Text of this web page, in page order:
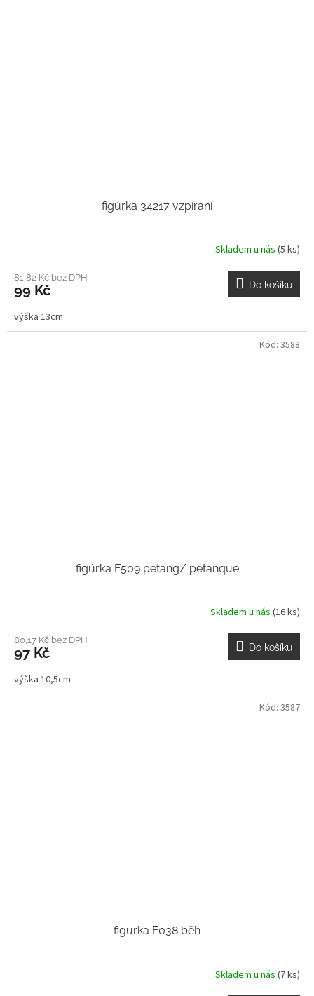
figúrka 34217 vzpíraní
Skladem u nás (5 ks)
81,82 Kč bez DPH
99 Kč Do košíku
výška 13cm
figúrka F509 petang/ pétanque
Skladem u nás (16 ks)
80,17 Kč bez DPH
97 Kč Do košíku
výška 10,5cm
Kód: 3588
figurka F038 běh
Skladem u nás (7 ks)
Kód: 3587